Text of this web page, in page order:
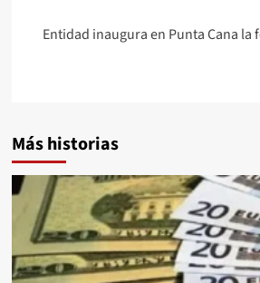
Entidad inaugura en Punta Cana la
Más historias